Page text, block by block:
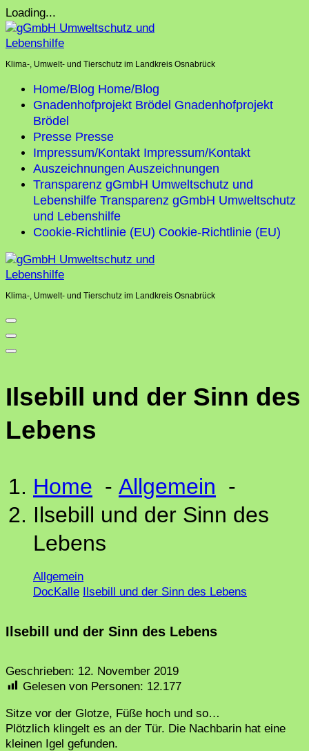
Skip
to
content
Loading...
Klima-, Umwelt- und Tierschutz im Landkreis Osnabrück
Home/Blog Home/Blog
Gnadenhofprojekt Brödel Gnadenhofprojekt
Brödel
Presse Presse
Impressum/Kontakt Impressum/Kontakt
Auszeichnungen Auszeichnungen
Transparenz gGmbH Umweltschutz und
Lebenshilfe Transparenz gGmbH Umweltschutz
und Lebenshilfe
Cookie-Richtlinie (EU) Cookie-Richtlinie (EU)
Klima-, Umwelt- und Tierschutz im Landkreis Osnabrück
Ilsebill und der Sinn des
Lebens
Home - Allgemein -
Ilsebill und der Sinn des
Lebens
Allgemein
DocKalle Ilsebill und der Sinn des Lebens
Ilsebill und der Sinn des Lebens
Geschrieben: 12. November 2019
Gelesen von Personen: 12.177
Sitze vor der Glotze, Füße hoch und so…
Plötzlich klingelt es an der Tür. Die Nachbarin hat eine
kleinen Igel gefunden.